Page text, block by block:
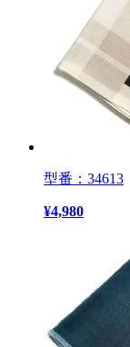
型番：34613
¥4,980